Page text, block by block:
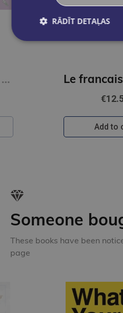
Le francais pour tous / French for everyone. La prononciation du francais (A1/A2) Livre + Audio
Add to
Someone
These books have been
page
RĀDĪT DETAĻAS